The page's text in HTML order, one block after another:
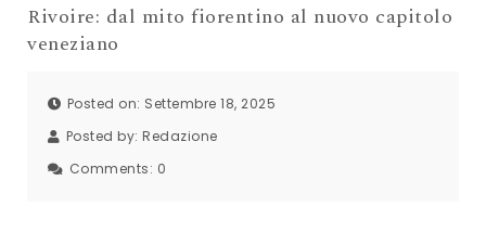
Rivoire: dal mito fiorentino al nuovo capitolo
veneziano
Posted on: Settembre 18, 2025
Posted by: Redazione
Comments: 0